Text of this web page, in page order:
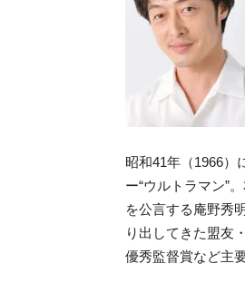
昭和41年（1966）
ー“ウルトラマン”
を公言する庵野秀
り出してきた盟友
優秀監督賞など主